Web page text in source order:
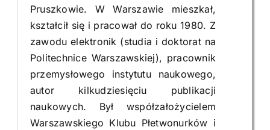
Pruszkowie. W Warszawie mieszkał,
kształcił się i pracował do roku 1980. Z
zawodu elektronik (studia i doktorat na
Politechnice Warszawskiej), pracownik
przemysłowego instytutu naukowego,
autor kilkudziesięciu publikacji
naukowych. Był współzałożycielem
Warszawskiego Klubu Płetwonurków i